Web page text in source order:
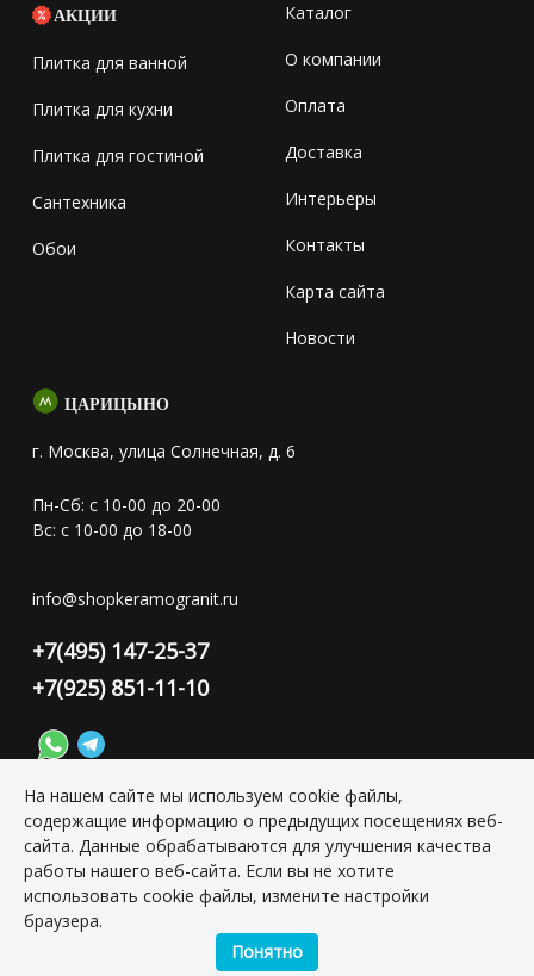
АКЦИИ
Плитка для ванной
Плитка для кухни
Плитка для гостиной
Сантехника
Обои
Каталог
О компании
Оплата
Доставка
Интерьеры
Контакты
Карта сайта
Новости
ЦАРИЦЫНО
г. Москва, улица Солнечная, д. 6
Пн-Сб: с 10-00 до 20-00
Вс: с 10-00 до 18-00
info@shopkeramogranit.ru
+7(495) 147-25-37
+7(925) 851-11-10
Конфиденциальность персональной информации
Copyright © 2026 ИП Григорьян Юлия Сергеевна, ИНН:
501703338416
На нашем сайте мы используем cookie файлы,
содержащие информацию о предыдущих посещениях веб-
сайта. Данные обрабатываются для улучшения качества
работы нашего веб-сайта. Если вы не хотите
использовать cookie файлы, измените настройки
браузера.
Понятно